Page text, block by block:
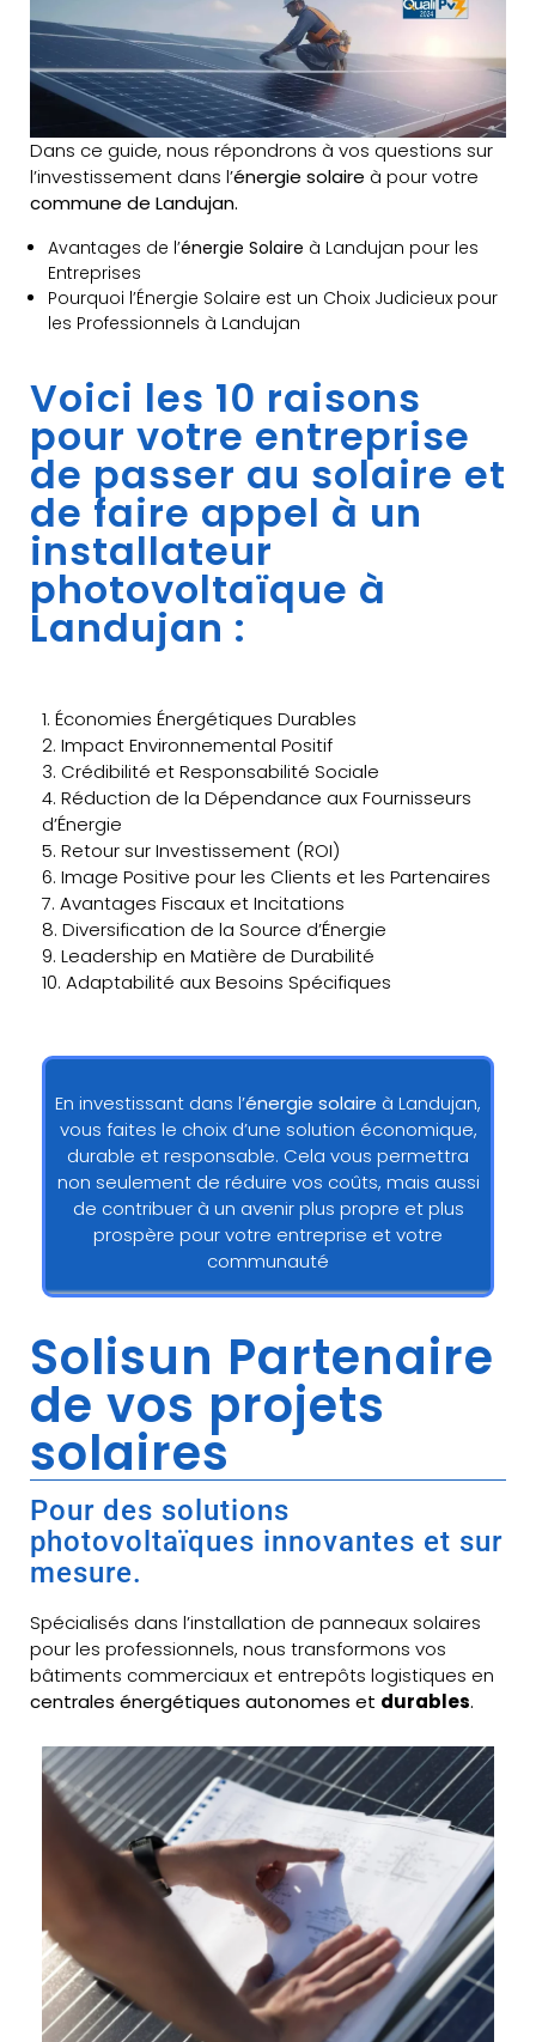
Dans ce guide, nous répondrons à vos questions sur
l’investissement dans l’énergie solaire à pour votre
commune de Landujan.
Avantages de l’énergie Solaire à Landujan pour les
Entreprises
Pourquoi l’Énergie Solaire est un Choix Judicieux pour
les Professionnels à Landujan
Voici les 10 raisons
pour votre entreprise
de passer au solaire et
de faire appel à un
installateur
photovoltaïque à
Landujan :
1. Économies Énergétiques Durables
2. Impact Environnemental Positif
3. Crédibilité et Responsabilité Sociale
4. Réduction de la Dépendance aux Fournisseurs
d’Énergie
5. Retour sur Investissement (ROI)
6. Image Positive pour les Clients et les Partenaires
7. Avantages Fiscaux et Incitations
8. Diversification de la Source d’Énergie
9. Leadership en Matière de Durabilité
10. Adaptabilité aux Besoins Spécifiques
En investissant dans l’énergie solaire à Landujan,
vous faites le choix d’une solution économique,
durable et responsable. Cela vous permettra
non seulement de réduire vos coûts, mais aussi
de contribuer à un avenir plus propre et plus
prospère pour votre entreprise et votre
communauté
Solisun Partenaire
de vos projets
solaires
Pour des solutions
photovoltaïques innovantes et sur
mesure.
Spécialisés dans l’installation de panneaux solaires
pour les professionnels, nous transformons vos
bâtiments commerciaux et entrepôts logistiques en
centrales énergétiques autonomes et durables.